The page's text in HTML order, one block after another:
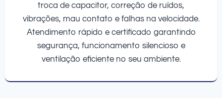
troca de capacitor, correção de ruídos,
vibrações, mau contato e falhas na velocidade.
Atendimento rápido e certificado garantindo
segurança, funcionamento silencioso e
ventilação eficiente no seu ambiente.